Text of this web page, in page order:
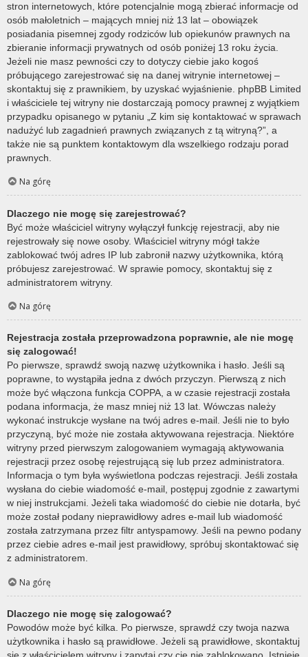
stron internetowych, które potencjalnie mogą zbierać informacje od
osób małoletnich – mających mniej niż 13 lat – obowiązek
posiadania pisemnej zgody rodziców lub opiekunów prawnych na
zbieranie informacji prywatnych od osób poniżej 13 roku życia.
Jeżeli nie masz pewności czy to dotyczy ciebie jako kogoś
próbującego zarejestrować się na danej witrynie internetowej –
skontaktuj się z prawnikiem, by uzyskać wyjaśnienie. phpBB Limited
i właściciele tej witryny nie dostarczają pomocy prawnej z wyjątkiem
przypadku opisanego w pytaniu „Z kim się kontaktować w sprawach
nadużyć lub zagadnień prawnych związanych z tą witryną?”, a
także nie są punktem kontaktowym dla wszelkiego rodzaju porad
prawnych.
Na górę
Dlaczego nie mogę się zarejestrować?
Być może właściciel witryny wyłączył funkcję rejestracji, aby nie
rejestrowały się nowe osoby. Właściciel witryny mógł także
zablokować twój adres IP lub zabronił nazwy użytkownika, którą
próbujesz zarejestrować. W sprawie pomocy, skontaktuj się z
administratorem witryny.
Na górę
Rejestracja została przeprowadzona poprawnie, ale nie mogę
się zalogować!
Po pierwsze, sprawdź swoją nazwę użytkownika i hasło. Jeśli są
poprawne, to wystąpiła jedna z dwóch przyczyn. Pierwszą z nich
może być włączona funkcja COPPA, a w czasie rejestracji została
podana informacja, że masz mniej niż 13 lat. Wówczas należy
wykonać instrukcje wysłane na twój adres e-mail. Jeśli nie to było
przyczyną, być może nie została aktywowana rejestracja. Niektóre
witryny przed pierwszym zalogowaniem wymagają aktywowania
rejestracji przez osobę rejestrującą się lub przez administratora.
Informacja o tym była wyświetlona podczas rejestracji. Jeśli została
wysłana do ciebie wiadomość e-mail, postępuj zgodnie z zawartymi
w niej instrukcjami. Jeżeli taka wiadomość do ciebie nie dotarła, być
może został podany nieprawidłowy adres e-mail lub wiadomość
została zatrzymana przez filtr antyspamowy. Jeśli na pewno podany
przez ciebie adres e-mail jest prawidłowy, spróbuj skontaktować się
z administratorem.
Na górę
Dlaczego nie mogę się zalogować?
Powodów może być kilka. Po pierwsze, sprawdź czy twoja nazwa
użytkownika i hasło są prawidłowe. Jeżeli są prawidłowe, skontaktuj